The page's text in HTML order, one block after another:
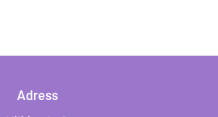
Adress